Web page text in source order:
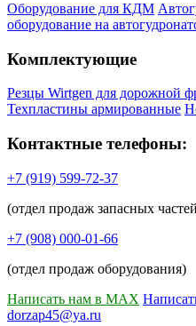
Оборудование для КДМ
оборудование на
Комплектующие
Резцы Wirtgen для дорожной
Техпластины армированные
Контактные телефоны:
+7 (919) 599-72-37
(отдел продаж запасных
+7 (908) 000-01-66
(отдел продаж оборудования)
Написать нам в MAX
dorzap45@ya.ru